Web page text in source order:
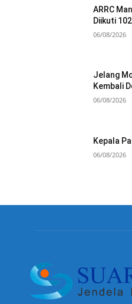
ARRC
Diikuti
06/08/2026
Jelang
Kembali
06/08/2026
Kepala
06/08/2026